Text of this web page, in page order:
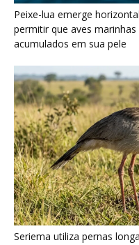
Seriema utiliza pernas
rochas para subjugar
Ariranha sincroniza caça
e cerca cardumes em rios